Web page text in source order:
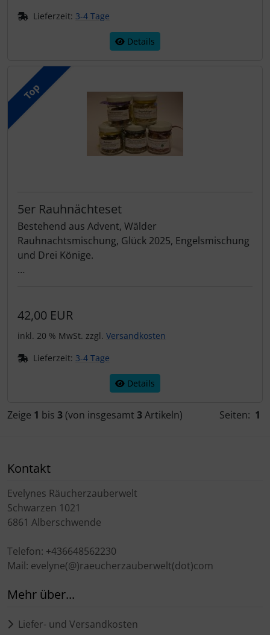
Lieferzeit: 3-4 Tage
Details
Top
5er Rauhnächteset
Bestehend aus Advent, Wälder
Rauhnachtsmischung, Glück 2025, Engelsmischung
und Drei Könige.
42,00 EUR
inkl. 20 % MwSt. zzgl. Versandkosten
Lieferzeit: 3-4 Tage
Details
Zeige 1 bis 3 (von insgesamt 3Artikeln) Seiten: 1
Kontakt
Evelynes Räucherzauberwelt
Schwarzen 1021
6861 Alberschwende
Telefon: +436648562230
Mail: evelyne(@)raeucherzauberwelt(dot)com
Mehr über...
Liefer- und Versandkosten